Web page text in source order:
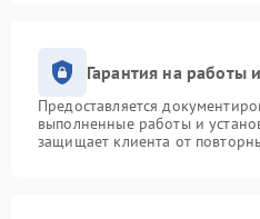
Гарантия на работы
Предоставляется
выполненные работы и
защищает клиента от